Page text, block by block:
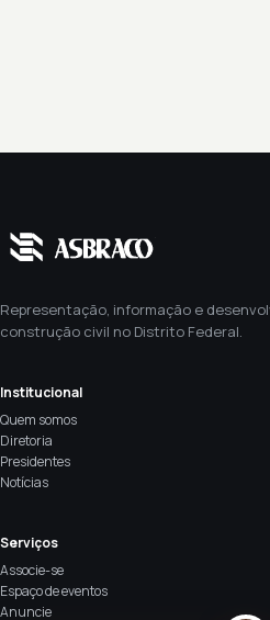
Representação, informação e
construção civil no Distrito Federal.
Institucional
Quem somos
Diretoria
Presidentes
Notícias
Serviços
Associe-se
Espaço de eventos
Anuncie